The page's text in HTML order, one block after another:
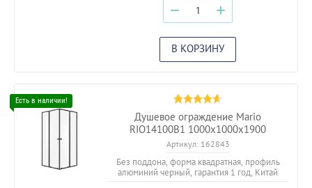
− +
В КОРЗИНУ
Душевое ограждение Mario
RIO14100B1 1000х1000х1900
Артикул:162843
Без поддона, форма квадратная, профиль
алюминий черный, гарантия 1 год, Китай